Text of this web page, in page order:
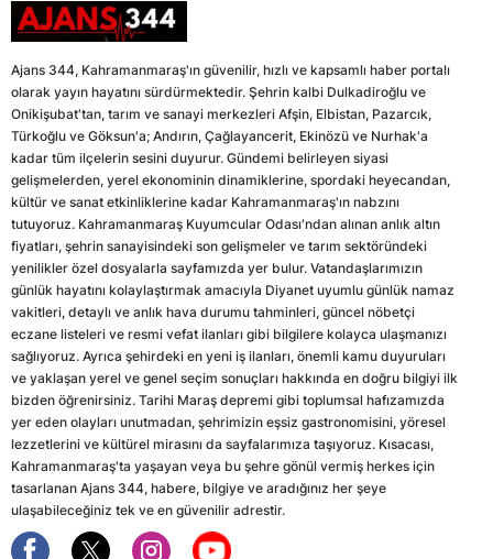
Ajans 344, Kahramanmaraş'ın güvenilir, hızlı ve kapsamlı haber portalı
olarak yayın hayatını sürdürmektedir. Şehrin kalbi Dulkadiroğlu ve
Onikişubat'tan, tarım ve sanayi merkezleri Afşin, Elbistan, Pazarcık,
Türkoğlu ve Göksun'a; Andırın, Çağlayancerit, Ekinözü ve Nurhak'a
kadar tüm ilçelerin sesini duyurur. Gündemi belirleyen siyasi
gelişmelerden, yerel ekonominin dinamiklerine, spordaki heyecandan,
kültür ve sanat etkinliklerine kadar Kahramanmaraş'ın nabzını
tutuyoruz. Kahramanmaraş Kuyumcular Odası'ndan alınan anlık altın
fiyatları, şehrin sanayisindeki son gelişmeler ve tarım sektöründeki
yenilikler özel dosyalarla sayfamızda yer bulur. Vatandaşlarımızın
günlük hayatını kolaylaştırmak amacıyla Diyanet uyumlu günlük namaz
vakitleri, detaylı ve anlık hava durumu tahminleri, güncel nöbetçi
eczane listeleri ve resmi vefat ilanları gibi bilgilere kolayca ulaşmanızı
sağlıyoruz. Ayrıca şehirdeki en yeni iş ilanları, önemli kamu duyuruları
ve yaklaşan yerel ve genel seçim sonuçları hakkında en doğru bilgiyi ilk
bizden öğrenirsiniz. Tarihi Maraş depremi gibi toplumsal hafızamızda
yer eden olayları unutmadan, şehrimizin eşsiz gastronomisini, yöresel
lezzetlerini ve kültürel mirasını da sayfalarımıza taşıyoruz. Kısacası,
Kahramanmaraş'ta yaşayan veya bu şehre gönül vermiş herkes için
tasarlanan Ajans 344, habere, bilgiye ve aradığınız her şeye
ulaşabileceğiniz tek ve en güvenilir adrestir.